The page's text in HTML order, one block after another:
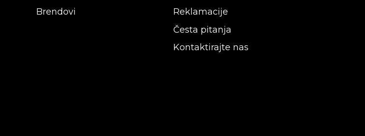
Brendovi
Reklamacije
Česta pitanja
Kontaktirajte nas